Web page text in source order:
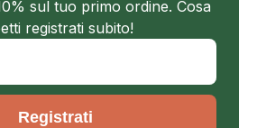
sul tuo primo ordine. Cosa
registrati subito!
Registrati